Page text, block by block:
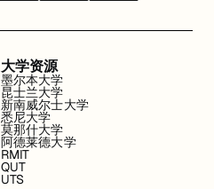
大学资源
墨尔本大学
昆士兰大学
新南威尔士大学
悉尼大学
莫那什大学
阿德莱德大学
RMIT
QUT
UTS